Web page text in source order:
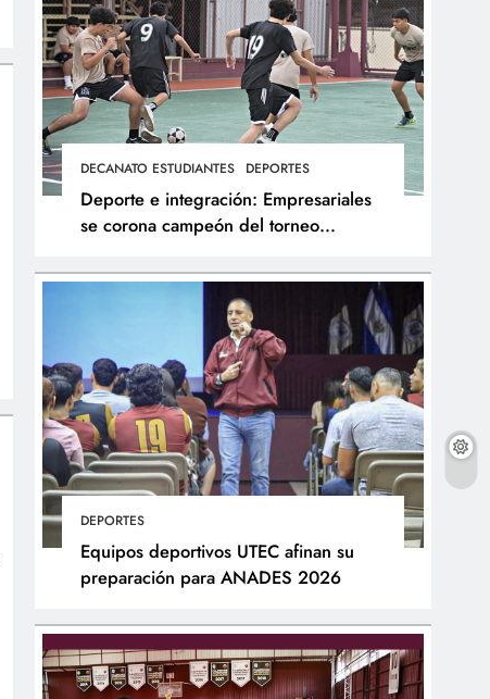
DECANATO ESTUDIANTES DEPORTES
Deporte e integración: Empresariales
se corona campeón del torneo
DEPORTES
Equipos deportivos UTEC afinan su
preparación para ANADES 2026